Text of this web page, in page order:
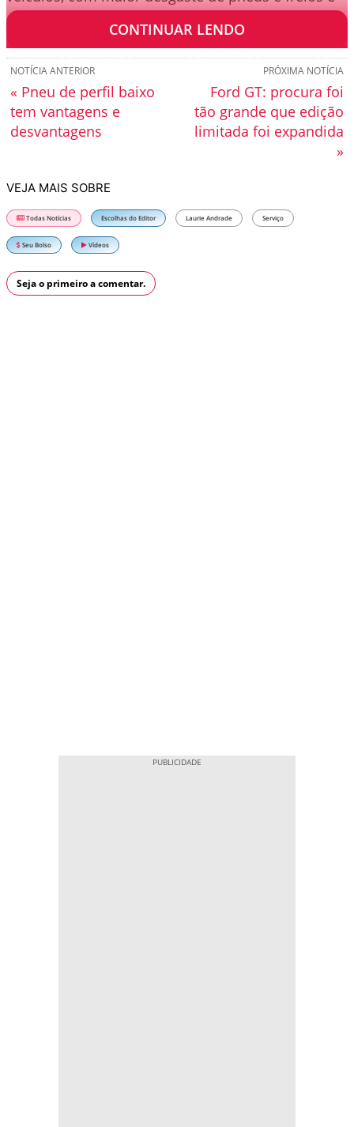
aumento do consumo de combustível.
CONTINUAR LENDO
PRÓXIMA NOTÍCIA
Ford GT: procura foi
tão grande que edição
limitada foi expandida
»
NOTÍCIA ANTERIOR
« Pneu de perfil baixo
tem vantagens e
desvantagens
VEJA MAIS SOBRE
Todas Notícias Escolhas do Editor Laurie Andrade Serviço
Seu Bolso Vídeos
Seja o primeiro a comentar.